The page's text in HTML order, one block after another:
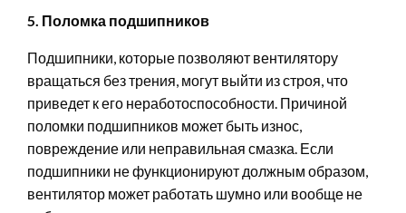
5. Поломка подшипников
Подшипники, которые позволяют вентилятору
вращаться без трения, могут выйти из строя, что
приведет к его неработоспособности. Причиной
поломки подшипников может быть износ,
повреждение или неправильная смазка. Если
подшипники не функционируют должным образом,
вентилятор может работать шумно или вообще не